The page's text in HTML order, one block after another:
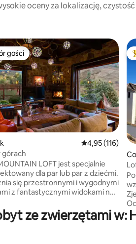
oceny za lokalizację,
5, liczba recenzji: 177
gości
gości
Średnia ocena:
4,95 (116)
górach
LOFT jest specjalnie
dla par lub par z dziećmi.
się przestronnymi i wygodnymi
z fantastycznymi widokami na
widokami. - W pełni
kuchnia. – Składane łóżko
ze zwierzętami w: